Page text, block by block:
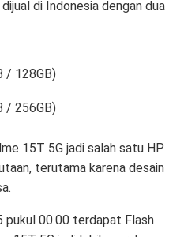
di Indonesia dengan dua
/ 128GB)
/ 256GB)
15T 5G jadi salah satu HP
terutama karena desain
pukul 00.00 terdapat Flash